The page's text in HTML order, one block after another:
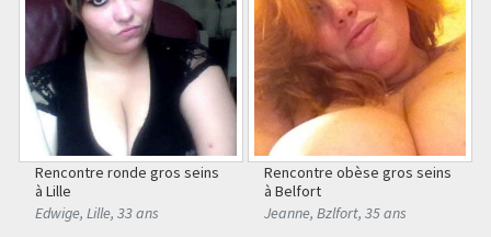
Rencontre ronde gros seins
à Lille
Edwige,Lille,33 ans
Rencontre obèse gros seins
à Belfort
Jeanne,Bzlfort,35 ans